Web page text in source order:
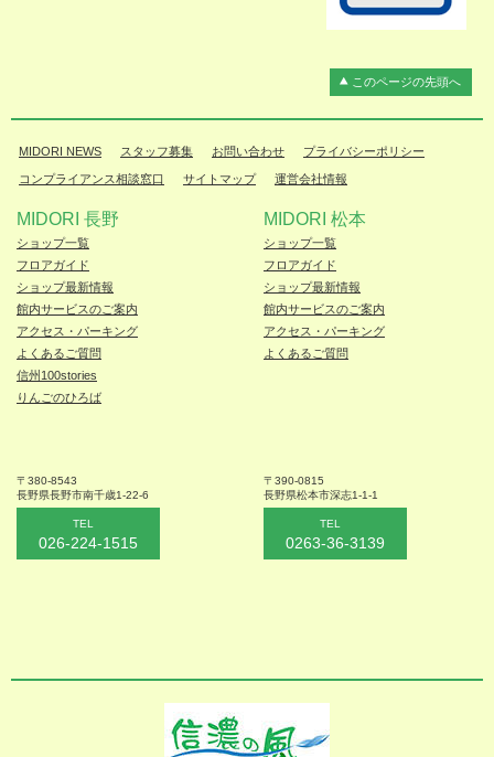
このページの先頭へ
MIDORI NEWS スタッフ募集 お問い合わせ プライバシーポリシー
コンプライアンス相談窓口 サイトマップ 運営会社情報
MIDORI 長野
ショップ一覧
フロアガイド
ショップ最新情報
館内サービスのご案内
アクセス・パーキング
よくあるご質問
信州100stories
りんごのひろば
〒380-8543
長野県長野市南千歳1-22-6
TEL
026-224-1515
MIDORI 松本
ショップ一覧
フロアガイド
ショップ最新情報
館内サービスのご案内
アクセス・パーキング
よくあるご質問
〒390-0815
長野県松本市深志1-1-1
TEL
0263-36-3139